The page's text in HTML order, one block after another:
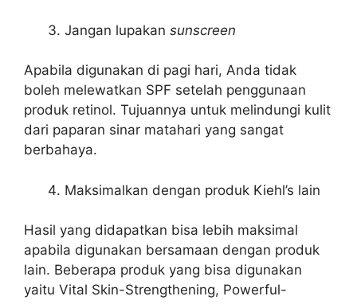
Jangan lupakan sunscreen
Apabila digunakan di pagi hari, Anda tidak
boleh melewatkan SPF setelah penggunaan
produk retinol. Tujuannya untuk melindungi kulit
dari paparan sinar matahari yang sangat
berbahaya.
Maksimalkan dengan produk Kiehl’s lain
Hasil yang didapatkan bisa lebih maksimal
apabila digunakan bersamaan dengan produk
lain. Beberapa produk yang bisa digunakan
yaitu Vital Skin-Strengthening, Powerful-